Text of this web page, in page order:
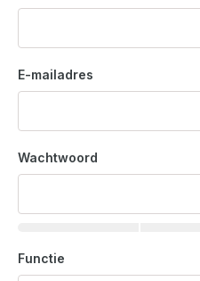
n
E-mailadres
Wachtwoord
Functie